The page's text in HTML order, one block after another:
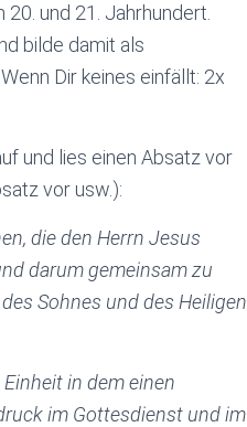
und 21. Jahrhundert.
bilde damit als
Dir keines einfällt: 2x
und lies einen Absatz vor
vor usw.):
die den Herrn Jesus
darum gemeinsam zu
Sohnes und des Heiligen
in dem einen
im Gottesdienst und im